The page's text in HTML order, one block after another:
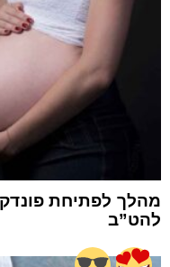
מהלך לפתיחת
להט”ב